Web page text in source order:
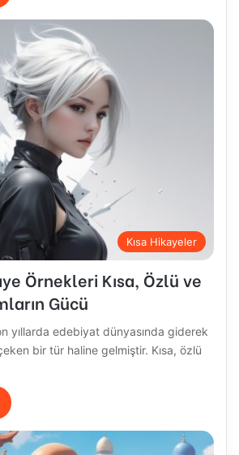
Kısa Hikayeler
Örnekleri Kısa, Özlü ve
Gücü
yıllarda edebiyat dünyasında giderek
bir tür haline gelmiştir. Kısa, özlü